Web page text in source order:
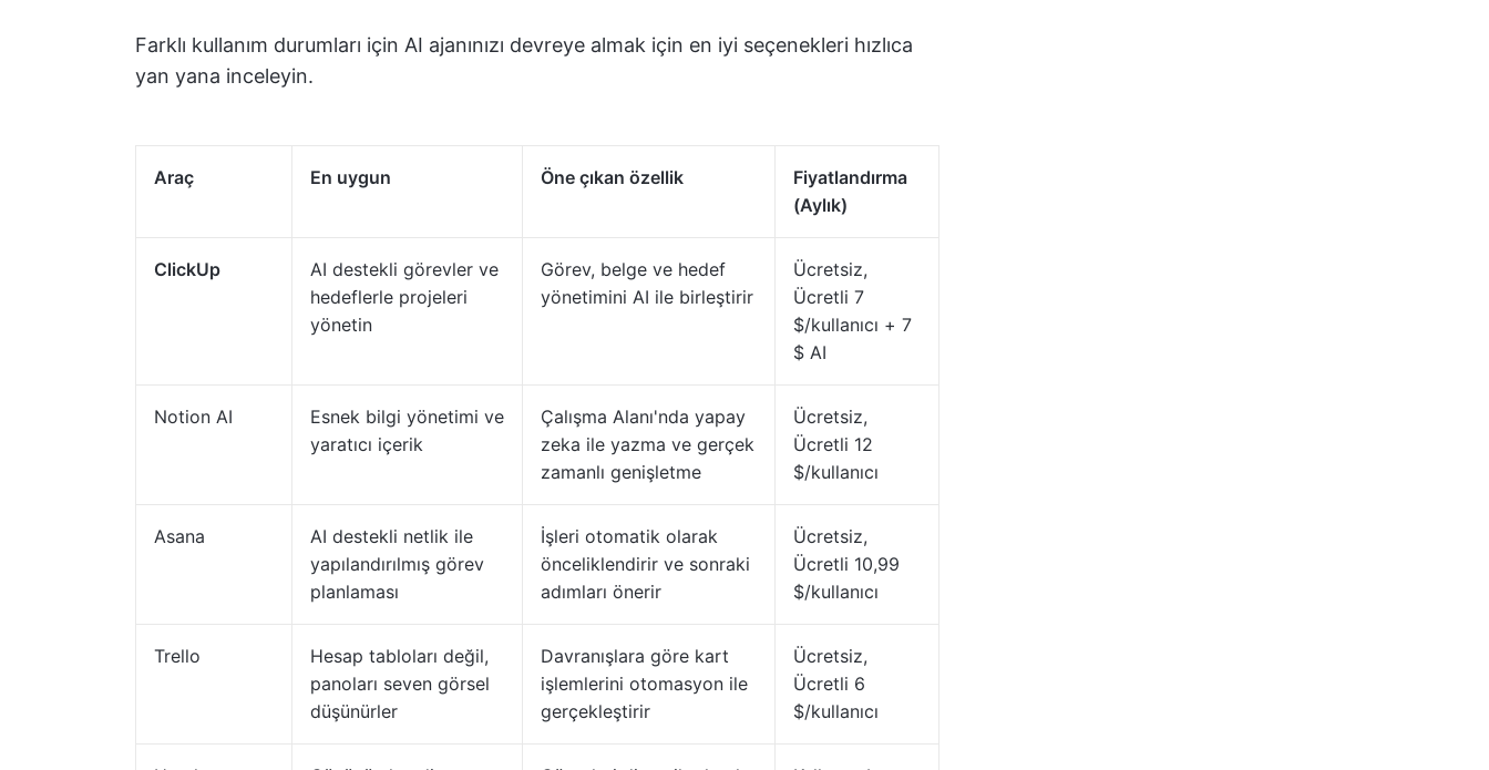
Farklı kullanım durumları için AI ajanınızı devreye almak için en iyi seçenekleri hızlıca
yan yana inceleyin.
Araç En uygun Öne çıkan özellik
Fiyatlandırma
(Aylık)
ClickUp
AI destekli görevler ve
hedeflerle projeleri
yönetin
Görev, belge ve hedef
yönetimini AI ile birleştirir
Ücretsiz,
Ücretli 7
$/kullanıcı + 7
$ AI
Notion AI
Esnek bilgi yönetimi ve
yaratıcı içerik
Çalışma Alanı'nda yapay
zeka ile yazma ve gerçek
zamanlı genişletme
Ücretsiz,
Ücretli 12
$/kullanıcı
Asana
AI destekli netlik ile
yapılandırılmış görev
planlaması
İşleri otomatik olarak
önceliklendirir ve sonraki
adımları önerir
Ücretsiz,
Ücretli 10,99
$/kullanıcı
Trello
Hesap tabloları değil,
panoları seven görsel
düşünürler
Davranışlara göre kart
işlemlerini otomasyon ile
gerçekleştirir
Ücretsiz,
Ücretli 6
$/kullanıcı